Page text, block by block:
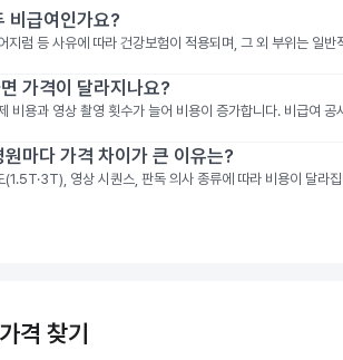
비급여인가요?
지럼 등 사유에 따라 건강보험이 적용되며, 그 외 부위는 일
가격이 달라지나요?
비용과 영상 촬영 횟수가 늘어 비용이 증가합니다. 비급여
마다 가격 차이가 큰 이유는?
영상 시퀀스, 판독 의사 종류에 따라 비용이 달라
격 찾기